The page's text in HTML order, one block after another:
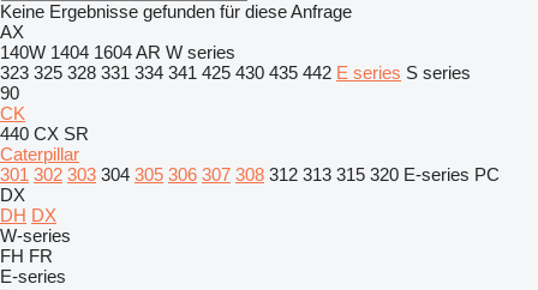
Keine Ergebnisse gefunden für diese Anfrage
AX
140W 1404 1604AR W series
323 325 328 331 334 341 425 430 435 442 E series S series
90
CK
440 CX SR
Caterpillar
301 302 303 304 305 306 307 308 312 313 315 320 E-series PC
DX
DH DX
W-series
FH FR
E-series